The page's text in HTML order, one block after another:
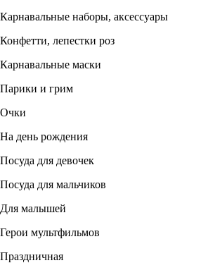
Карнавальные наборы, аксессуары
Конфетти, лепестки роз
Карнавальные маски
Парики и грим
Очки
На день рождения
Посуда для девочек
Посуда для мальчиков
Для малышей
Герои мультфильмов
Праздничная